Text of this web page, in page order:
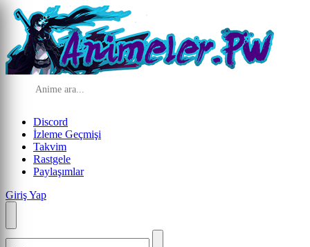
Discord
İzleme Geçmişi
Takvim
Rastgele
Paylaşımlar
Giriş Yap